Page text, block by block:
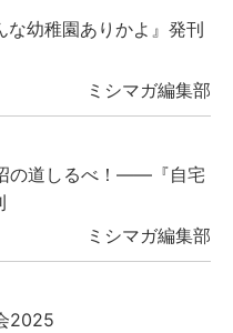
幼稚園ありかよ』発刊
ミシマガ編集部
の道しるべ！――『自宅
ミシマガ編集部
2025